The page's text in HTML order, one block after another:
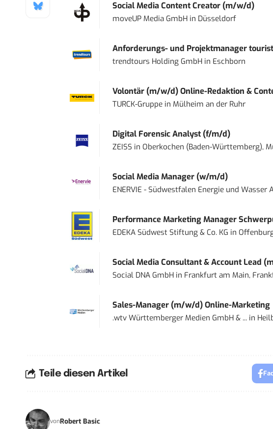
Social Media Content Creator (m/w/d)
moveUP Media GmbHin Düsseldorf
Anforderungs- und Projektmanager
trendtours Holding GmbHin Eschborn
Volontär (m/w/d) Online-Redaktion &
TURCK-Gruppein Mülheim an der Ruhr
Digital Forensic Analyst (f/m/d)
ZEISS in Oberkochen (Baden-Württemberg),
Social Media Manager (w/m/d)
ENERVIE - Südwestfalen Energie und Wasser
Performance Marketing Manager
EDEKA Südwest Stiftung & Co. KG in
Social Media Consultant & Account Lead
Social DNA GmbHin Frankfurt am Main,
Sales-Manager (m/w/d) Online-Marketing
.wtv Württemberger Medien GmbH & ...in
Teile diesen Artikel
vonRobert Basic